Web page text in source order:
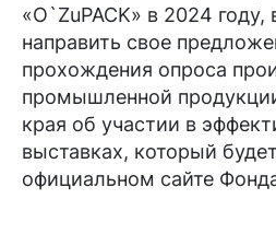
«O`ZuPACK» в 2024
направить свое
прохождения опроса
промышленной
края об участии в
выставках, который
официальном сайте